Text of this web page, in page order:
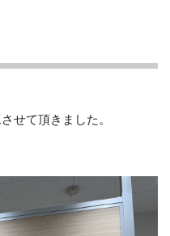
せて頂きました。